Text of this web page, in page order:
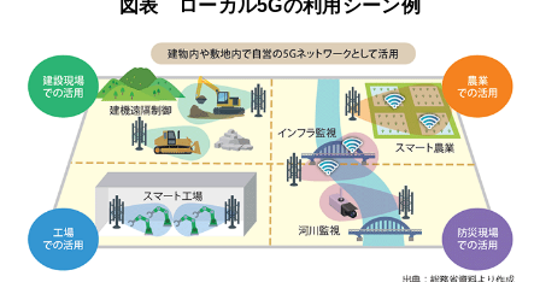
図表 ローカル5Gの利用シーン例